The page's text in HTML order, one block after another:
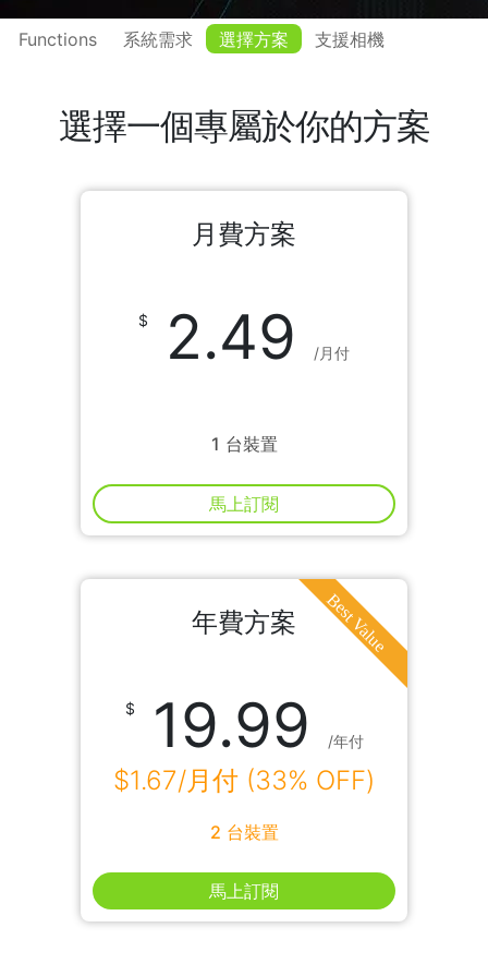
Functions 系統需求 選擇方案 支援相機
選擇一個專屬於你的方案
月費方案
2.49 /月付
1 台裝置
馬上訂閱
年費方案
19.99 /年付
$1.67/月付 (33% OFF)
2 台裝置
馬上訂閱